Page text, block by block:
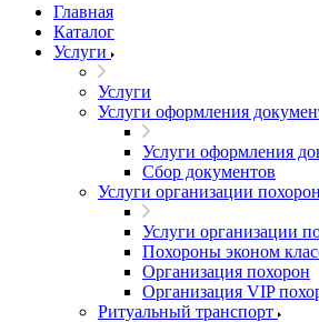
Главная
Каталог
Услуги
Услуги
Услуги оформления
Услуги оформления
Сбор документов
Услуги организации похорон
Услуги организации
Похороны эконом
Организация похорон
Организация VIP
Ритуальный транспорт